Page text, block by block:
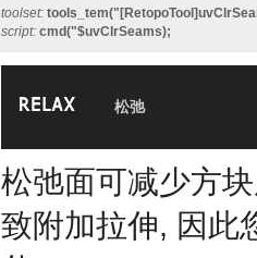
toolset:
script: cmd("$uvClrSeams);
松弛
松弛面可减少方
致附加拉伸, 因此